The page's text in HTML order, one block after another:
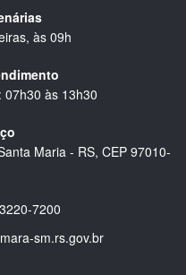
às 09h
às 13h30
Maria - RS, CEP 97010-
7200
sm.rs.gov.br